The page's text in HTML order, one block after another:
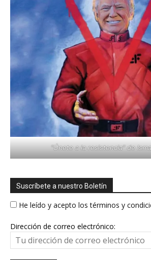
"Únete a la resistencia" de
Suscríbete a nuestro Boletín
He leído y acepto los términos y
Dirección de correo electrónico: